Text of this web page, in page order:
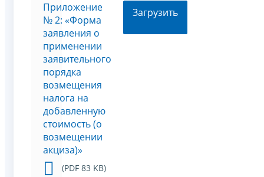
Приложение
№ 2: «Форма
заявления о
применении
заявительного
порядка
возмещения
налога на
добавленную
стоимость (о
возмещении
акциза)»
(PDF 83 KB)
Загрузить